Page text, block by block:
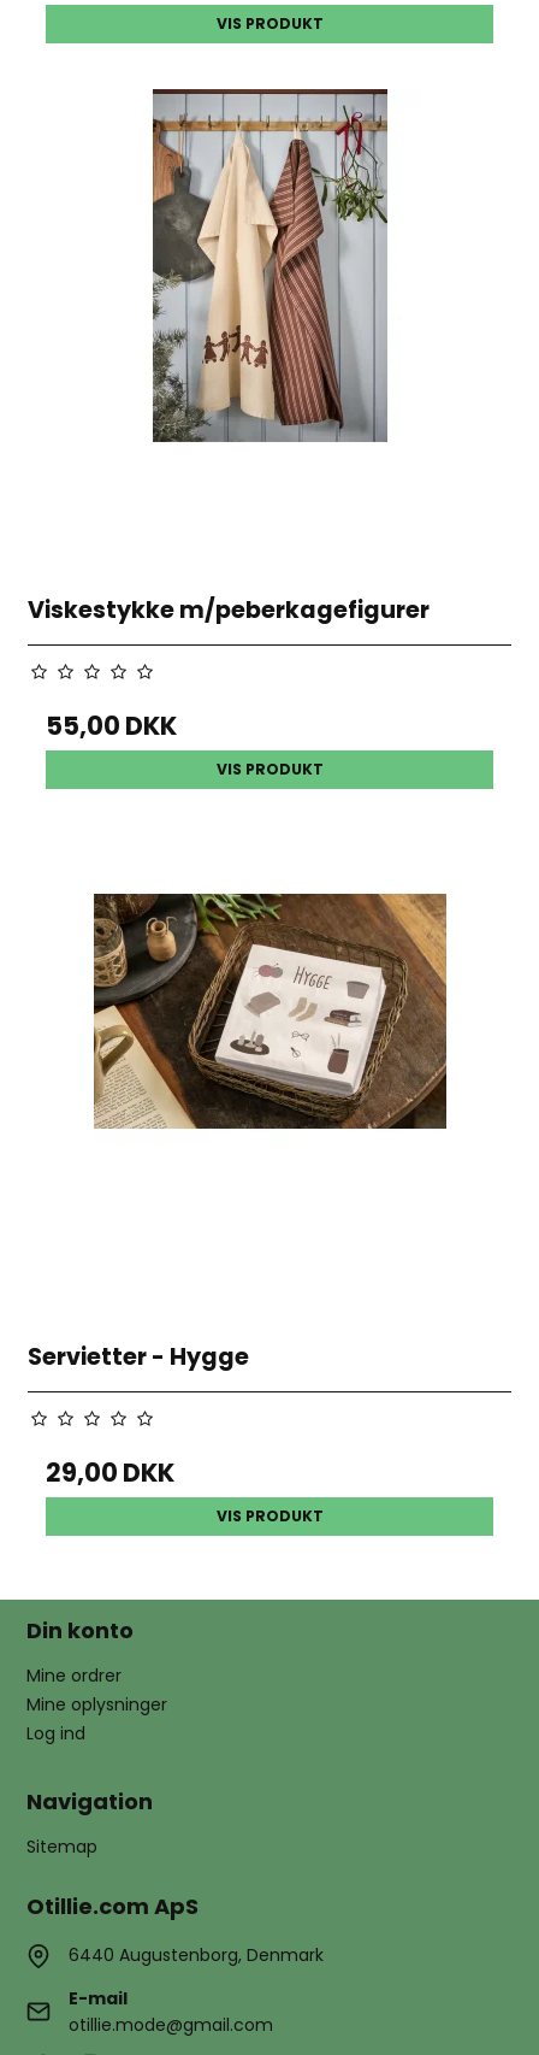
VIS PRODUKT
Viskestykke m/peberkagefigurer
55,00 DKK
VIS PRODUKT
Servietter - Hygge
29,00 DKK
VIS PRODUKT
Din konto
Mine ordrer
Mine oplysninger
Log ind
Navigation
Sitemap
Otillie.com ApS
6440 Augustenborg, Denmark
E-mail
otillie.mode@gmail.com